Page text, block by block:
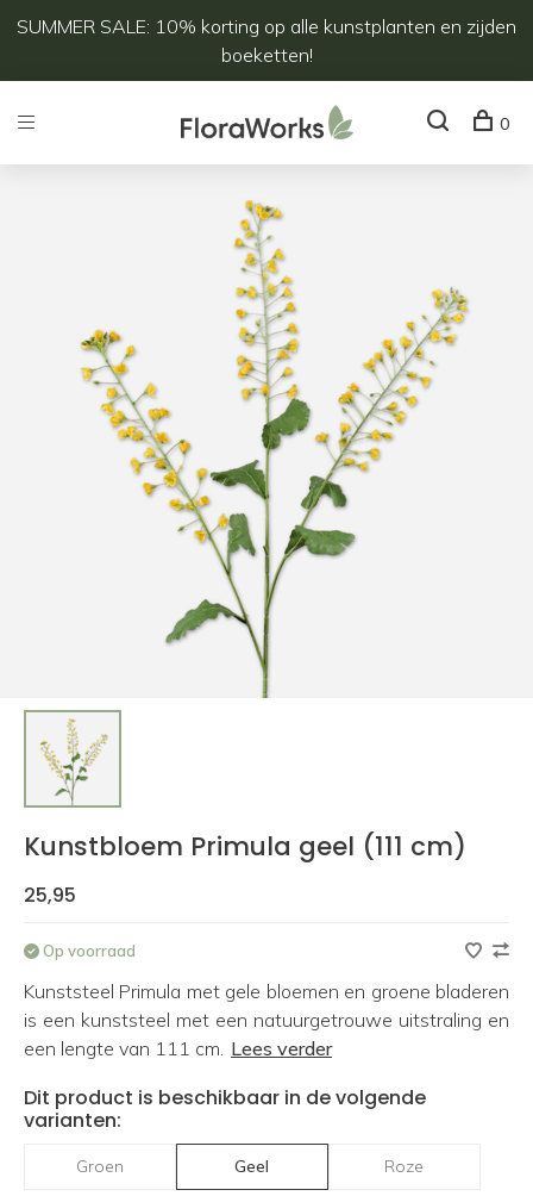
SUMMER SALE: 10% korting op alle kunstplanten en zijden
boeketten!
0
Kunstbloem Primula geel (111 cm)
25,95
Op voorraad
Kunststeel Primula met gele bloemen en groene bladeren
is een kunststeel met een natuurgetrouwe uitstraling en
een lengte van 111 cm. Lees verder
Dit product is beschikbaar in de volgende
varianten:
Groen Geel Roze